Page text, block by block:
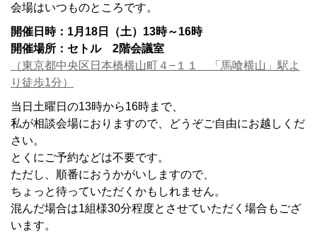
会場はいつものところです。
開催日時：1月18日（土）13時～16時
開催場所：セトル 2階会議室
（東京都中央区日本橋横山町４−１１ 「馬喰横山」駅よ
り徒歩1分）
当日土曜日の13時から16時まで、
私が相談会場におりますので、どうぞご自由にお越しくだ
さい。
とくにご予約などは不要です。
ただし、順番におうかがいしますので、
ちょっと待っていただくかもしれません。
混んだ場合は1組様30分程度とさせていただく場合もござ
います。